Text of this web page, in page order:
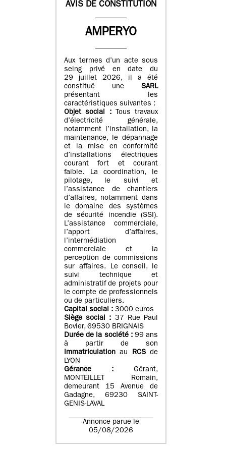
AVIS DE CONSTITUTION
AMPERYO
Aux termes d’un acte sous
seing privé en date du
29 juillet 2026, il a été
constitué une SARL
présentant les
caractéristiques suivantes :
Objet social :
Tous travaux
d’électricité générale,
notamment l’installation, la
maintenance, le dépannage
et la mise en conformité
d’installations électriques
courant fort et courant
faible. La coordination, le
pilotage, le suivi et
l’assistance de chantiers
d’affaires, notamment dans
le domaine des systèmes
de sécurité incendie (SSI).
L’assistance commerciale,
l’apport d’affaires,
l’intermédiation
commerciale et la
perception de commissions
sur affaires. Le conseil, le
suivi technique et
administratif de projets pour
le compte de professionnels
ou de particuliers.
Capital social : 3000 euros
Siège social : 37 Rue Paul
Bovier, 69530 BRIGNAIS
Durée de la société : 99 ans
à partir de son
immatriculation au RCSde
LYON
Gérance :
Gérant,
MONTEILLET Romain,
demeurant 15 Avenue de
Gadagne, 69230 SAINT-
GENIS-LAVAL
Annonce parue le
05/08/2026